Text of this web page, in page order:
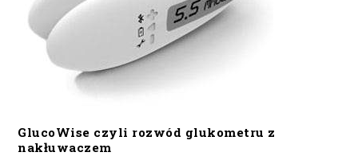
GlucoWise czyli rozwód glukometru z
nakłuwaczem